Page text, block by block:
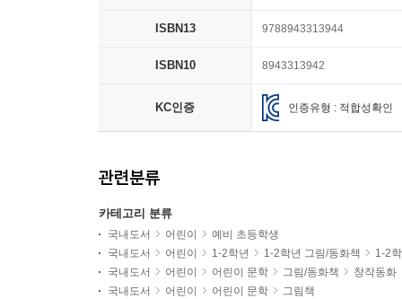
ISBN13 9788943313944
ISBN10 8943313942
KC인증 인증유형 : 적합성확인
관련분류
카테고리 분류
국내도서 어린이
예비 초등학생
국내도서
어린이 1-2학년 1-2학년 그림/동화책
1-2
국내도서
어린이 어린이 문학 그림/동화책
창작동화
국내도서
어린이 어린이 문학
그림책